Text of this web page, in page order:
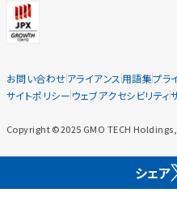
お問い合わせアライアンス 用語集プラ
サイトポリシー ウェブアクセシビリティ
Copyright ©2025 GMO TECH
シェア